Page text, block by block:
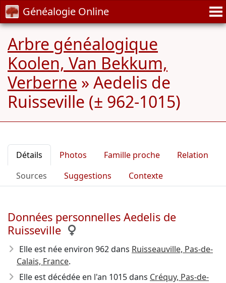
Généalogie Online
Arbre généalogique
Koolen, Van Bekkum,
Verberne » Aedelis de
Ruisseville (± 962-1015)
Détails Photos Famille proche
Relation
Sources
Suggestions Contexte
Données personnelles Aedelis de
Ruisseville
Elle est née environ 962dans Ruisseauville, Pas-de-
Calais, France.
Elle est décédée en l'an 1015dans Créquy, Pas-de-